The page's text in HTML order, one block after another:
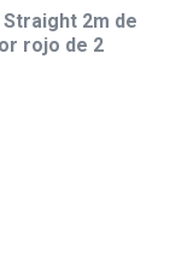
Straight 2m de
rojo de 2